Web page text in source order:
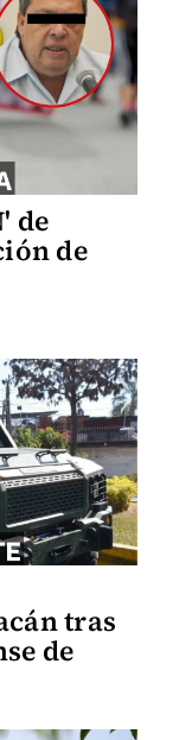
de
de
tras
de